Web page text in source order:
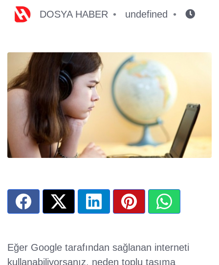
DOSYA HABER undefined
Eğer Google tarafından sağlanan interneti
kullanabiliyorsanız, neden toplu taşıma